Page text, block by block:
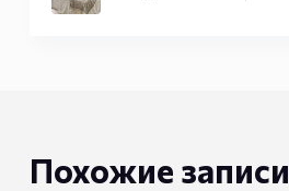
Похожие записи